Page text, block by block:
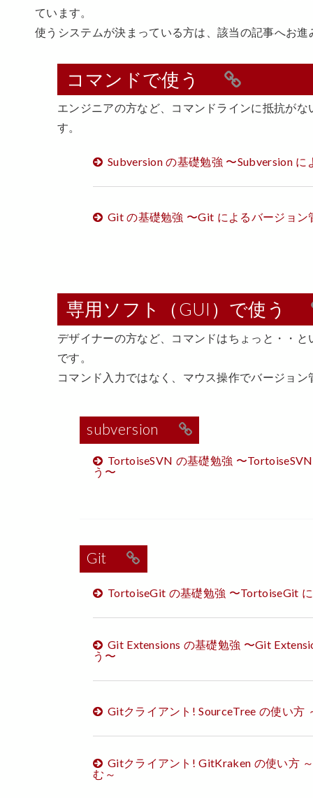
ています。
使うシステムが決まっている方は、該当の記事へお進
コマンドで使う
エンジニアの方など、コマンドラインに抵抗が
す。
Subversion の基礎勉強 〜Subversion
Git の基礎勉強 〜Git によるバージョン
専用ソフト（GUI）で使う
デザイナーの方など、コマンドはちょっと・・
です。
コマンド入力ではなく、マウス操作でバージョ
subversion
TortoiseSVN の基礎勉強 〜
う〜
Git
TortoiseGit の基礎勉強 〜TortoiseGit
Git Extensions の基礎勉強 〜Git
う〜
Gitクライアント! SourceTree の使い方
Gitクライアント! GitKraken の使い方
む～